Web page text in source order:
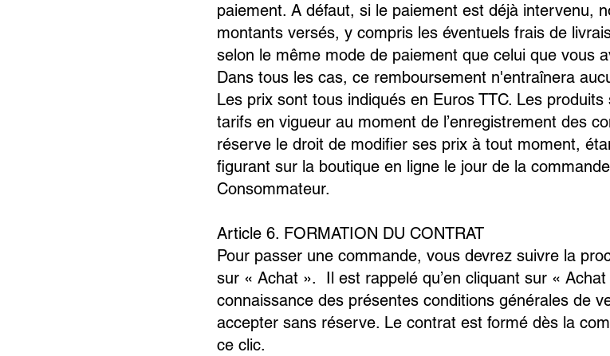
paiement. A défaut, si le paiement est déjà intervenu,
montants versés, y compris les éventuels frais de
selon le même mode de paiement que celui que vous
Dans tous les cas, ce remboursement n'entraînera
Les prix sont tous indiqués en Euros TTC. Les
tarifs en vigueur au moment de l’enregistrement des
réserve le droit de modifier ses prix à tout moment,
figurant sur la boutique en ligne le jour de la
Consommateur.
Article 6. FORMATION DU CONTRAT
Pour passer une commande, vous devrez suivre la
sur « Achat ». Il est rappelé qu’en cliquant sur «
connaissance des présentes conditions générales de
accepter sans réserve. Le contrat est formé dès la
ce clic.